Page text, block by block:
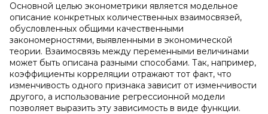
Основной целью эконометрики является модельное
описание конкретных количественных взаимосвязей,
обусловленных общими качественными
закономерностями, выявленными в экономической
теории. Взаимосвязь между переменными величинами
может быть описана разными способами. Так, например,
коэффициенты корреляции отражают тот факт, что
изменчивость одного признака зависит от изменчивости
другого, а использование регрессионной модели
позволяет выразить эту зависимость в виде функции.